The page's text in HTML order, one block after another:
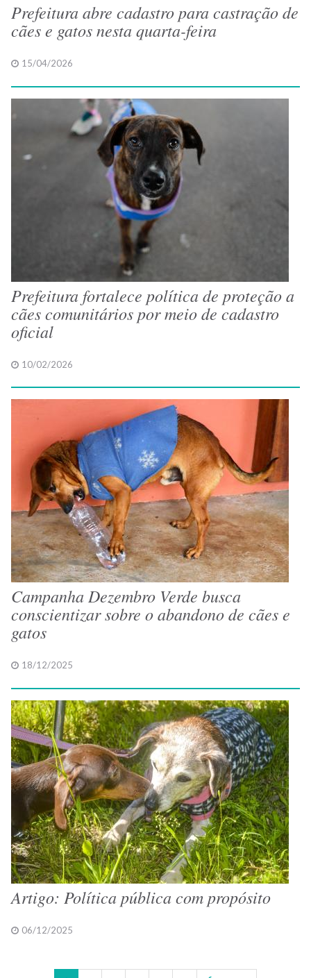
Prefeitura abre cadastro para castração de
cães e gatos nesta quarta-feira
15/04/2026
Prefeitura fortalece política de proteção a
cães comunitários por meio de cadastro
oficial
10/02/2026
Campanha Dezembro Verde busca
conscientizar sobre o abandono de cães e
gatos
18/12/2025
Artigo: Política pública com propósito
06/12/2025